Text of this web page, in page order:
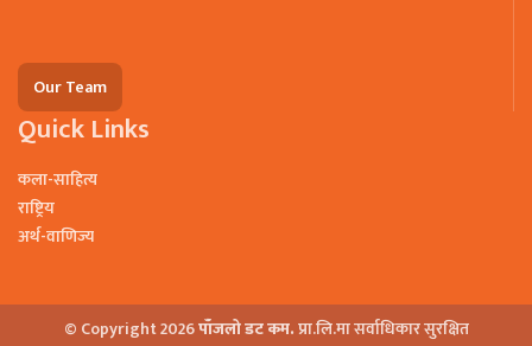
Our Team
Quick Links
कला-साहित्य
राष्ट्रिय
अर्थ-वाणिज्य
© Copyright 2026पाँजलो डट कम.प्रा.लि.मा सर्वाधिकार सुरक्षित